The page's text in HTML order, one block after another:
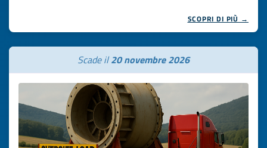
SCOPRI DI PIÙ →
Scade il20 novembre 2026